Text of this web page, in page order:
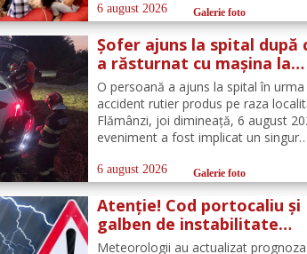
numeroasă la care Inspectoratul de
Jandarmi Județean Botoșani, în
cu partenerii instituționali,...
6 august 2026 Galerie foto
Șofer ajuns la spital după
a răsturnat cu mașina la
Flămânzi
O persoană a ajuns la spital în urma
accident rutier produs pe raza
Flămânzi, joi dimineață, 6 august
eveniment a fost implicat un singur
scurt timp, pompierii din cadrul
de Lucru Flămânzi, cu o
stingere și...
6 august 2026 Galerie foto
Atenție! Cod portocaliu și
galben de instabilitate
atmosferică pentru
Meteorologii au actualizat